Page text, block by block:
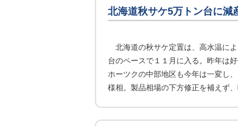
北海道秋サケ5万トン台に減
北海道の秋サケ定置は、高水温に
台のペースで１１月に入る。昨年は
ホーツクの中部地区も今年は一変し
様相。製品相場の下方修正を補えず